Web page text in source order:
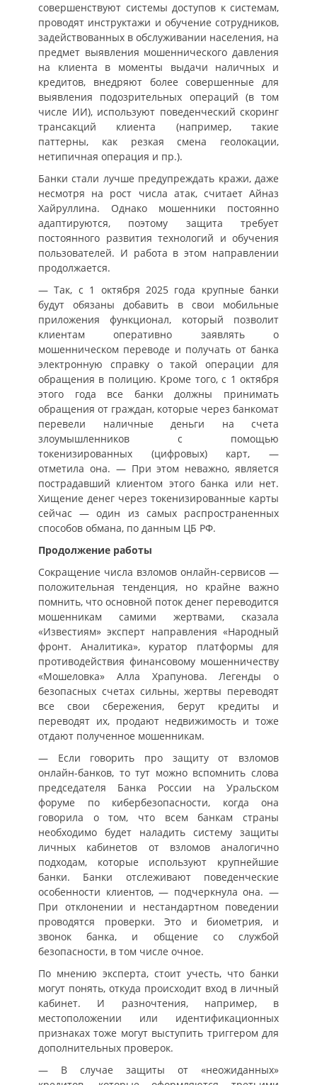
совершенствуют системы доступов к системам,
проводят инструктажи и обучение сотрудников,
задействованных в обслуживании населения, на
предмет выявления мошеннического давления
на клиента в моменты выдачи наличных и
кредитов, внедряют более совершенные для
выявления подозрительных операций (в том
числе ИИ), используют поведенческий скоринг
трансакций клиента (например, такие
паттерны, как резкая смена геолокации,
нетипичная операция и пр.).
Банки стали лучше предупреждать кражи, даже
несмотря на рост числа атак, считает Айназ
Хайруллина. Однако мошенники постоянно
адаптируются, поэтому защита требует
постоянного развития технологий и обучения
пользователей. И работа в этом направлении
продолжается.
— Так, с 1 октября 2025 года крупные банки
будут обязаны добавить в свои мобильные
приложения функционал, который позволит
клиентам оперативно заявлять о
мошенническом переводе и получать от банка
электронную справку о такой операции для
обращения в полицию. Кроме того, с 1 октября
этого года все банки должны принимать
обращения от граждан, которые через банкомат
перевели наличные деньги на счета
злоумышленников с помощью
токенизированных (цифровых) карт, —
отметила она. — При этом неважно, является
пострадавший клиентом этого банка или нет.
Хищение денег через токенизированные карты
сейчас — один из самых распространенных
способов обмана, по данным ЦБ РФ.
Продолжение работы
Сокращение числа взломов онлайн-сервисов —
положительная тенденция, но крайне важно
помнить, что основной поток денег переводится
мошенникам самими жертвами, сказала
«Известиям» эксперт направления «Народный
фронт. Аналитика», куратор платформы для
противодействия финансовому мошенничеству
«Мошеловка» Алла Храпунова. Легенды о
безопасных счетах сильны, жертвы переводят
все свои сбережения, берут кредиты и
переводят их, продают недвижимость и тоже
отдают полученное мошенникам.
— Если говорить про защиту от взломов
онлайн-банков, то тут можно вспомнить слова
председателя Банка России на Уральском
форуме по кибербезопасности, когда она
говорила о том, что всем банкам страны
необходимо будет наладить систему защиты
личных кабинетов от взломов аналогично
подходам, которые используют крупнейшие
банки. Банки отслеживают поведенческие
особенности клиентов, — подчеркнула она. —
При отклонении и нестандартном поведении
проводятся проверки. Это и биометрия, и
звонок банка, и общение со службой
безопасности, в том числе очное.
По мнению эксперта, стоит учесть, что банки
могут понять, откуда происходит вход в личный
кабинет. И разночтения, например, в
местоположении или идентификационных
признаках тоже могут выступить триггером для
дополнительных проверок.
— В случае защиты от «неожиданных»